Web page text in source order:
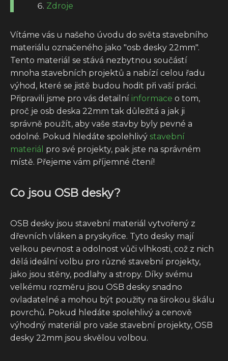
Zdroje
Vítáme vás u našeho úvodu do světa stavebního
materiálu označeného jako "osb desky 22mm".
Tento materiál se stává nezbytnou součástí
mnoha stavebních projektů a nabízí celou řadu
výhod, které se jistě budou hodit při vaší práci.
Připravili jsme pro vás detailní informace o tom,
proč je osb deska 22mm tak důležitá a jak ji
správně použít, aby vaše stavby byly pevné a
odolné. Pokud hledáte spolehlivý stavební
materiál pro své projekty, pak jste na správném
místě. Přejeme vám příjemné čtení!
Co jsou OSB desky?
OSB desky jsou stavební materiál vytvořený z
dřevních vláken a pryskyřice. Tyto desky mají
velkou pevnost a odolnost vůči vlhkosti, což z nich
dělá ideální volbu pro různé stavební projekty,
jako jsou stěny, podlahy a stropy. Díky svému
velkému rozměru jsou OSB desky snadno
ovladatelné a mohou být použity na širokou škálu
povrchů. Pokud hledáte spolehlivý a cenově
výhodný materiál pro vaše stavební projekty, OSB
desky 22mm jsou skvělou volbou.